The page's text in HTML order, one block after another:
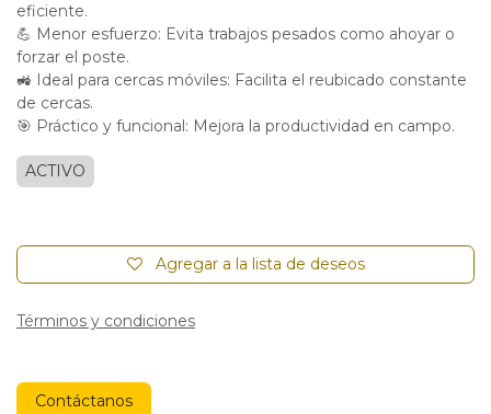
eficiente.
💪 Menor esfuerzo: Evita trabajos pesados como ahoyar o
forzar el poste.
🚜 Ideal para cercas móviles: Facilita el reubicado constante
de cercas.
🎯 Práctico y funcional: Mejora la productividad en campo.
ACTIVO
Agregar a la lista de deseos
Términos y condiciones
Contáctanos